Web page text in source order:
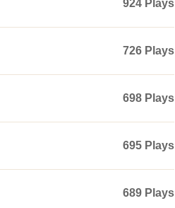
924 Plays
726 Plays
698 Plays
695 Plays
689 Plays